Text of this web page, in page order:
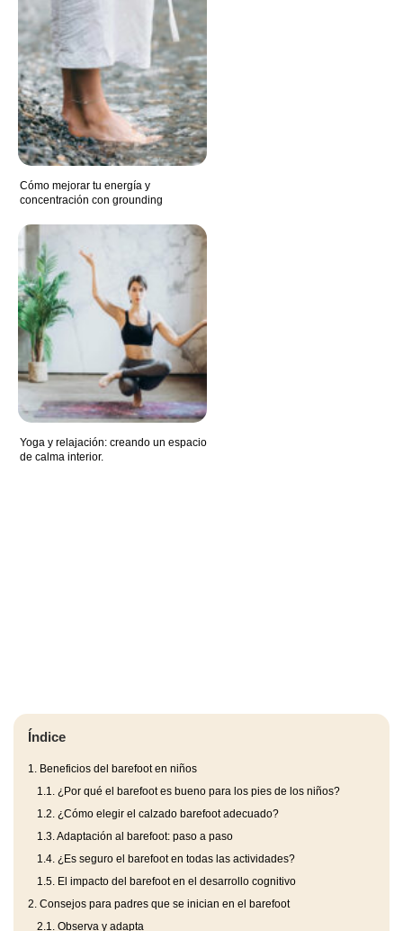
Cómo mejorar tu energía y
concentración con grounding
Yoga y relajación: creando un espacio
de calma interior.
Índice
1. Beneficios del barefoot en niños
1.1. ¿Por qué el barefoot es bueno para los pies de los niños?
1.2. ¿Cómo elegir el calzado barefoot adecuado?
1.3.Adaptación al barefoot: paso a paso
1.4. ¿Es seguro el barefoot en todas las actividades?
1.5. El impacto del barefoot en el desarrollo cognitivo
2. Consejos para padres que se inician en el barefoot
2.1. Observa y adapta